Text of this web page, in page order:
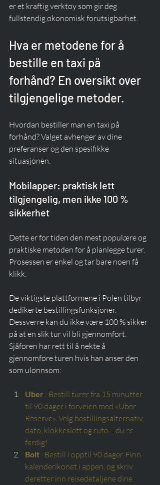
er et kraftig verktøy som gir deg
fullstendig økonomisk forutsigbarhet.
Hva er metodene for å
bestille en taxi på
forhånd? En oversikt over
tilgjengelige metoder.
Hvordan bestiller man en taxi på
forhånd? Valget avhenger av dine
preferanser og den spesifikke
situasjonen.
Mobilapper: praktisk lett
tilgjengelig, men ikke 100 %
sikkerhet
Dette er for tiden den mest populære og
praktiske metoden for å planlegge turer.
Prosessen er enkel og tar bare noen få
klikk.
De viktigste plattformene i Polen tilbyr
dedikerte bestillingsfunksjoner.
Dessverre kan du ikke være 100 % sikker
på at en slik tur vil bli gjennomført.
Sjåføren har rett til å nekte å
gjennomføre turen hvis han anser den
som ulønnsom:
Uber : Bestill turer fra 15 minutter
til 90 dager i forveien med «Uber
Reserve». Velg bestillingsalternativ,
dato, klokkeslett og rute – du er
ferdig!
Bolt : Bestill i opptil 90 dager. Finn
kalenderikonet i appen, og skriv
deretter inn reisedetaljene dine.